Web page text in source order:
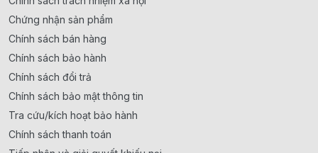
Chứng nhận sản phẩm
Chính sách bán hàng
Chính sách bảo hành
Chính sách đổi trả
Chính sách bảo mật thông tin
Tra cứu/kích hoạt bảo hành
Chính sách thanh toán